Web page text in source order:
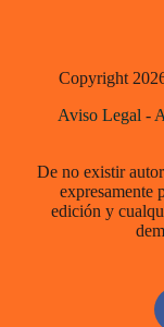
Copyright
Aviso Legal -
De no existir
expresamente
edición y